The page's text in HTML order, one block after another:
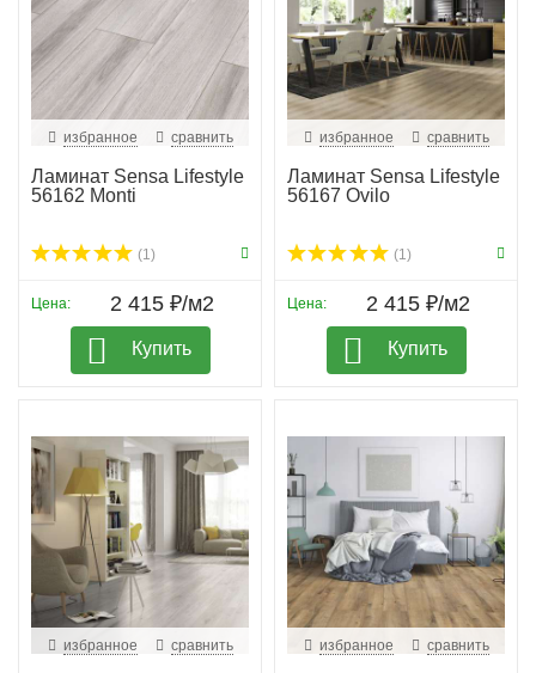
избранное сравнить
Ламинат Sensa Lifestyle
56162 Monti
(1)
Цена: 2 415 ₽/м2
Купить
избранное сравнить
Ламинат Sensa Lifestyle
56167 Ovilo
(1)
Цена: 2 415 ₽/м2
Купить
избранное сравнить избранное сравнить